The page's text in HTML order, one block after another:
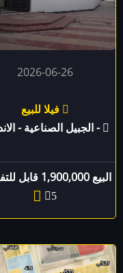
2026-06-26
فيلا للبيع
- الجبيل الصناعية -
البيع 1,900,000 قابل للتفاوض
5